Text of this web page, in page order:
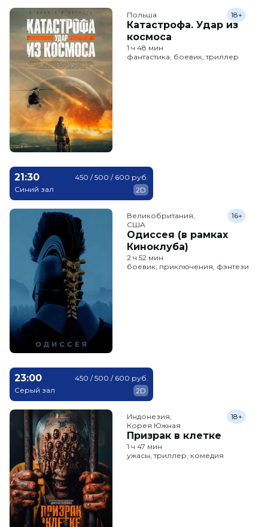
Польша
Катастрофа. Удар из
космоса
18+
1 ч 48 мин
фантастика, боевик, триллер
21:30
Синий зал
450 / 500 / 600 руб.
2D
Великобритания,
США
Одиссея (в рамках
Киноклуба)
16+
2 ч 52 мин
боевик, приключения, фэнтези
23:00
Серый зал
450 / 500 / 600 руб.
2D
Индонезия,
Корея Южная
Призрак в клетке
18+
1 ч 47 мин
ужасы, триллер, комедия